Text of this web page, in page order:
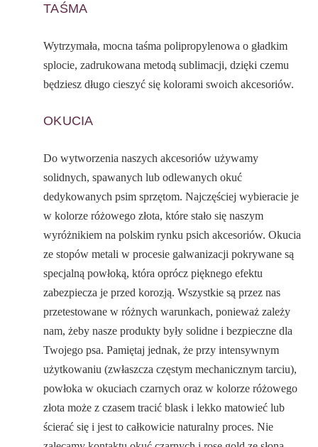
TAŚMA
Wytrzymała, mocna taśma polipropylenowa o gładkim
splocie, zadrukowana metodą sublimacji, dzięki czemu
będziesz długo cieszyć się kolorami swoich akcesoriów.
OKUCIA
Do wytworzenia naszych akcesoriów używamy
solidnych, spawanych lub odlewanych okuć
dedykowanych psim sprzętom. Najczęściej wybieracie je
w kolorze różowego złota, które stało się naszym
wyróżnikiem na polskim rynku psich akcesoriów. Okucia
ze stopów metali w procesie galwanizacji pokrywane są
specjalną powłoką, która oprócz pięknego efektu
zabezpiecza je przed korozją. Wszystkie są przez nas
przetestowane w różnych warunkach, ponieważ zależy
nam, żeby nasze produkty były solidne i bezpieczne dla
Twojego psa. Pamiętaj jednak, że przy intensywnym
użytkowaniu (zwłaszcza częstym mechanicznym tarciu),
powłoka w okuciach czarnych oraz w kolorze różowego
złota może z czasem tracić blask i lekko matowieć lub
ścierać się i jest to całkowicie naturalny proces. Nie